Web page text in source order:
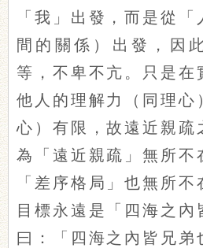
「我」出發，而是從
間的關係）出發，因
等，不卑不亢。只是在
他人的理解力（同理心
心）有限，故遠近親疏
為「遠近親疏」無所不
「差序格局」也無所
目標永遠是「四海之內
曰：「四海之內皆兄弟